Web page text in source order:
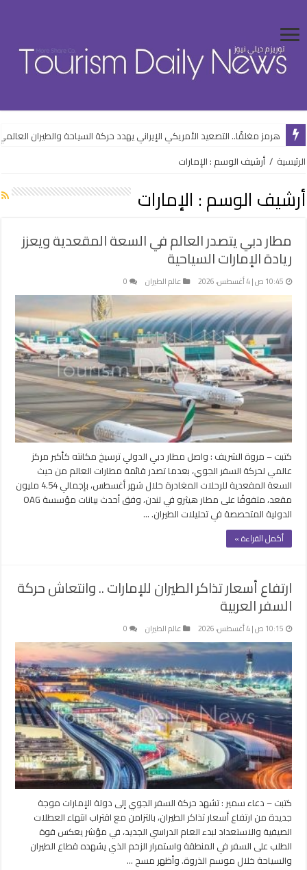
هرمز مغلقًا.. التصعيد الأمريكي الإيراني يهدد حركة السياحة والطيران
التسويق إبداع وليس إعلانات.. حملة لتروّج غرب القاهرة كوجهة استثمارية
الرئيسية / أرشيف الوسم : الإمارات
أرشيف الوسم : الإمارات
مطار دبي يتصدر العالم في السعة المقعدية ويعزز
ريادة الإمارات السياحية
10:45 ص | 4 أغسطس، 2026 عالم الطيران 0
كتبت – مروة الشريف : واصل مطار دبي الدولي ترسيخ مكانته كأكبر مركز
عالمي لحركة السفر الجوي، بعدما تصدر قائمة مطارات العالم من حيث
السعة المقعدية للرحلات المغادرة خلال شهر أغسطس، بإجمالي 4.54 مليون
مقعد، متفوقًا على مطار هيثرو في لندن، وفق أحدث بيانات مؤسسة OAG
الدولية المتخصصة في تحليلات الطيران. …
أكمل القراءة »
ارتفاع أسعار تذاكر الطيران للإمارات .. وانتعاش حركة
السفر العربية
10:15 ص | 4 أغسطس، 2026 عالم الطيران 0
كتبت – دعاء سمير : تشهد حركة السفر الجوي إلى دولة الإمارات موجة
جديدة من ارتفاع أسعار تذاكر الطيران، بالتزامن مع اقتراب انتهاء العطلات
الصيفية والاستعداد لبدء العام الدراسي الجديد، في مؤشر يعكس قوة
الطلب على السفر في المنطقة واستمرار الزخم الذي يشهده قطاع الطيران
والسياحة خلال موسم الذروة. وأظهر مسح …